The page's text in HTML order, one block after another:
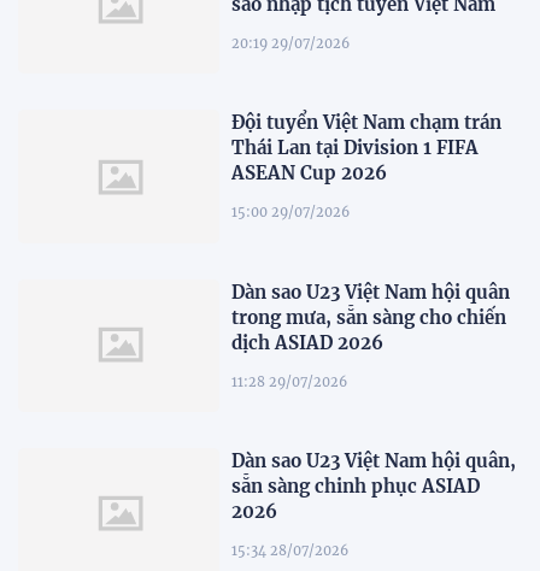
20:19 29/07/2026
Đội tuyển Việt Nam chạm trán
Thái Lan tại Division 1 FIFA
ASEAN Cup 2026
15:00 29/07/2026
Dàn sao U23 Việt Nam hội quân
trong mưa, sẵn sàng cho chiến
dịch ASIAD 2026
11:28 29/07/2026
Dàn sao U23 Việt Nam hội quân,
sẵn sàng chinh phục ASIAD
2026
15:34 28/07/2026